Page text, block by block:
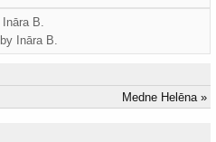
Ināra B.
by Ināra B.
Medne Helēna »